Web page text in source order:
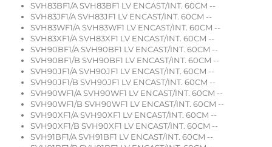
SVH83BF1/A SVH83BF1 LV ENCAST/INT. 60CM --
SVH83JF1/A SVH83JF1 LV ENCAST/INT. 60CM --
SVH83WF1/A SVH83WF1 LV ENCAST/INT. 60CM --
SVH83XF1/A SVH83XF1 LV ENCAST/INT. 60CM --
SVH90BF1/A SVH90BF1 LV ENCAST/INT. 60CM --
SVH90BF1/B SVH90BF1 LV ENCAST/INT. 60CM --
SVH90JF1/A SVH90JF1 LV ENCAST/INT. 60CM --
SVH90JF1/B SVH90JF1 LV ENCAST/INT. 60CM --
SVH90WF1/A SVH90WF1 LV ENCAST/INT. 60CM --
SVH90WF1/B SVH90WF1 LV ENCAST/INT. 60CM --
SVH90XF1/A SVH90XF1 LV ENCAST/INT. 60CM --
SVH90XF1/B SVH90XF1 LV ENCAST/INT. 60CM --
SVH91BF1/A SVH91BF1 LV ENCAST/INT. 60CM --